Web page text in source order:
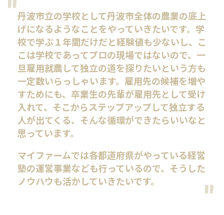
丹波市立の学校として丹波市全体の農業の底上
げになるようなことをやっていきたいです。学
校で学ぶ１年間だけだと経験値も少ないし、こ
こは学校であってプロの現場ではないので、一
旦雇用就農して独立の道を探りたいという方も
一定数いらっしゃいます。雇用先の候補を増や
すためにも、卒業生の先輩が雇用先として受け
入れて、そこからステップアップして独立する
人が出てくる、そんな循環ができたらいいなと
思っています。
マイファームでは各都道府県がやっている経営
塾の運営事業なども行っているので、そうした
ノウハウも活かしていきたいです。